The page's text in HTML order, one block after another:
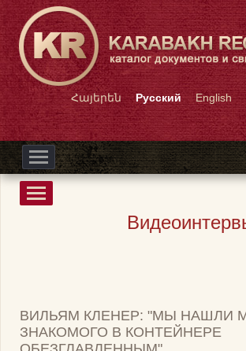
Հայերեն Русский English
ВИЛЬЯМ КЛЕНЕР: "МЫ НАШЛИ
ЗНАКОМОГО В КОНТЕЙНЕРЕ